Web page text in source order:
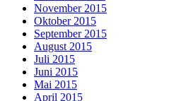
November 2015
Oktober 2015
September 2015
August 2015
Juli 2015
Juni 2015
Mai 2015
April 2015